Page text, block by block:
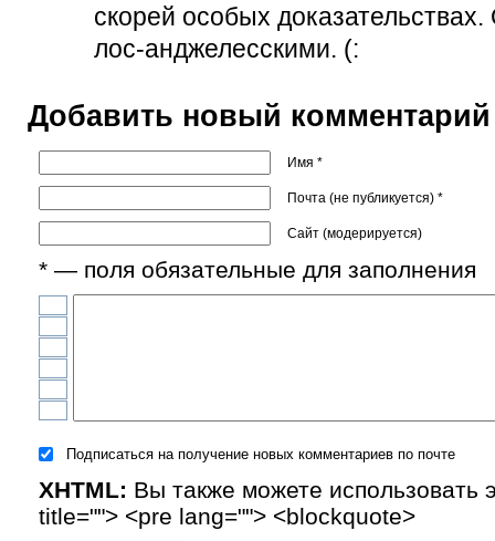
скорей особых
лос-анджелесскими. (:
Добавить новый комментарий
Имя *
Почта (не публикуется) *
Сайт (модерируется)
* — поля обязательные для заполнения
Подписаться на получение новых комментариев по почте
XHTML: Вы также можете использовать
title=""> <pre lang=""> <blockquote>